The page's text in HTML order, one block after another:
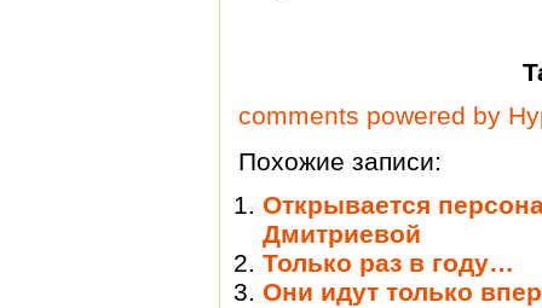
comments powered by
Похожие записи:
Открывается
Дмитриевой
Только раз в году…
Они идут только